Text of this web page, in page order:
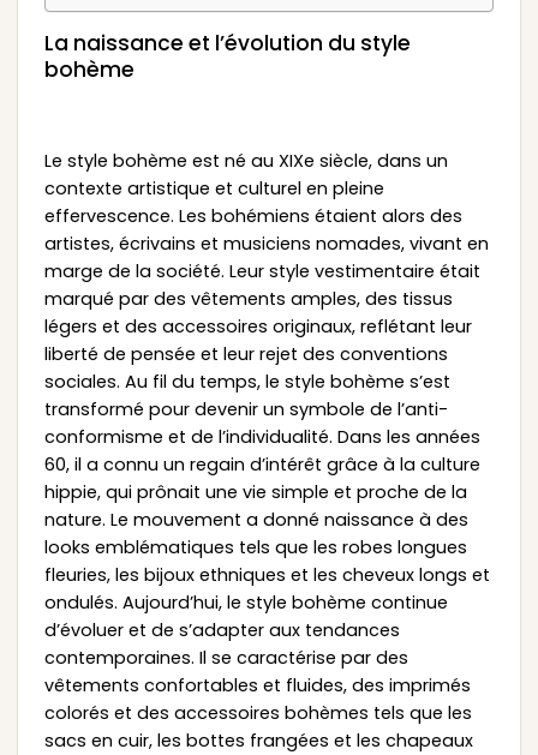
La naissance et l’évolution du style
bohème
Le style bohème est né au XIXe siècle, dans un
contexte artistique et culturel en pleine
effervescence. Les bohémiens étaient alors des
artistes, écrivains et musiciens nomades, vivant en
marge de la société. Leur style vestimentaire était
marqué par des vêtements amples, des tissus
légers et des accessoires originaux, reflétant leur
liberté de pensée et leur rejet des conventions
sociales. Au fil du temps, le style bohème s’est
transformé pour devenir un symbole de l’anti-
conformisme et de l’individualité. Dans les années
60, il a connu un regain d’intérêt grâce à la culture
hippie, qui prônait une vie simple et proche de la
nature. Le mouvement a donné naissance à des
looks emblématiques tels que les robes longues
fleuries, les bijoux ethniques et les cheveux longs et
ondulés. Aujourd’hui, le style bohème continue
d’évoluer et de s’adapter aux tendances
contemporaines. Il se caractérise par des
vêtements confortables et fluides, des imprimés
colorés et des accessoires bohèmes tels que les
sacs en cuir, les bottes frangées et les chapeaux